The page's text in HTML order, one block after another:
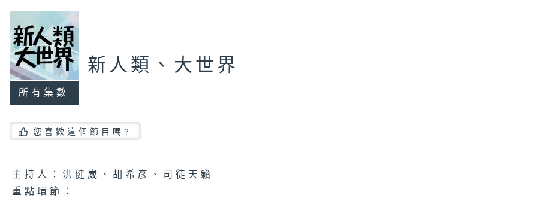
所有集數
新人類、大世界
您喜歡這個節目嗎?
主持人：洪健崴、胡希彥、司徒天籟
重點環節：